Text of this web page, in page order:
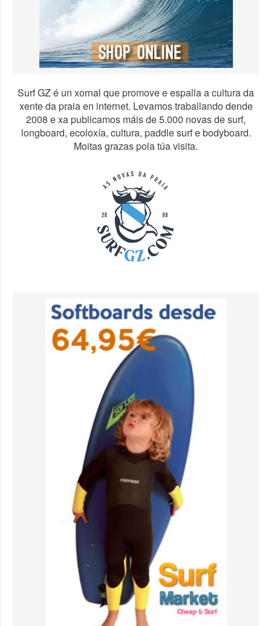
Surf GZ é un xornal que promove e espalla a cultura da
xente da praia en internet. Levamos traballando dende
2008 e xa publicamos máis de 5.000 novas de surf,
longboard, ecoloxía, cultura, paddle surf e bodyboard.
Moitas grazas pola túa visita.